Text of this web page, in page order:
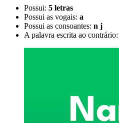
Possui: 5 letras
Possui as vogais: a
Possui as consoantes: n j
A palavra escrita ao contrário: